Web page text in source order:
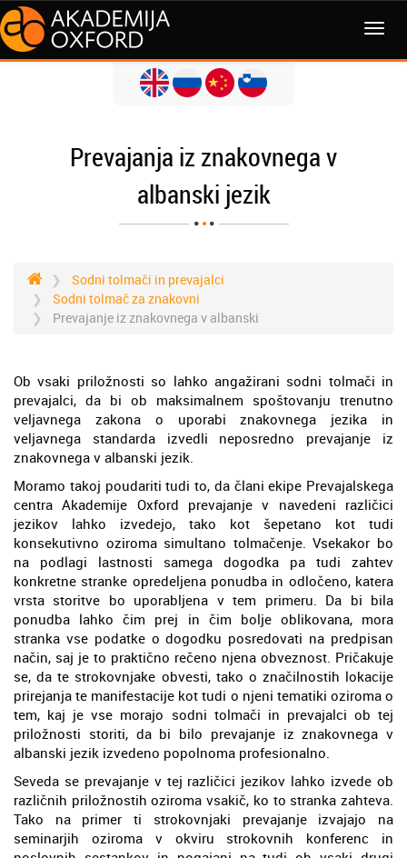
MENI
Prevajanja iz znakovnega v
albanski jezik
Sodni tolmači in prevajalci
Sodni tolmač za znakovni
Prevajanje iz znakovnega v albanski
Ob vsaki priložnosti so lahko angažirani sodni tolmači in
prevajalci, da bi ob maksimalnem spoštovanju trenutno
veljavnega zakona o uporabi znakovnega jezika in
veljavnega standarda izvedli neposredno prevajanje iz
znakovnega v albanski jezik.
Moramo takoj poudariti tudi to, da člani ekipe Prevajalskega
centra Akademije Oxford prevajanje v navedeni različici
jezikov lahko izvedejo, tako kot šepetano kot tudi
konsekutivno oziroma simultano tolmačenje. Vsekakor bo
na podlagi lastnosti samega dogodka pa tudi zahtev
konkretne stranke opredeljena ponudba in odločeno, katera
vrsta storitve bo uporabljena v tem primeru. Da bi bila
ponudba lahko čim prej in čim bolje oblikovana, mora
stranka vse podatke o dogodku posredovati na predpisan
način, saj je to praktično rečeno njena obveznost. Pričakuje
se, da te strokovnjake obvesti, tako o značilnostih lokacije
prirejanja te manifestacije kot tudi o njeni tematiki oziroma o
tem, kaj je vse morajo sodni tolmači in prevajalci ob tej
priložnosti storiti, da bi bilo prevajanje iz znakovnega v
albanski jezik izvedeno popolnoma profesionalno.
Seveda se prevajanje v tej različici jezikov lahko izvede ob
različnih priložnostih oziroma vsakič, ko to stranka zahteva.
Tako na primer ti strokovnjaki prevajanje izvajajo na
seminarjih oziroma v okviru strokovnih konferenc in